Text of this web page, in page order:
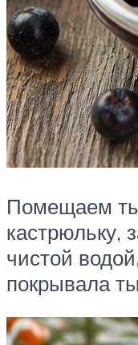
Помещаем
кастрюльку,
чистой
покрывала